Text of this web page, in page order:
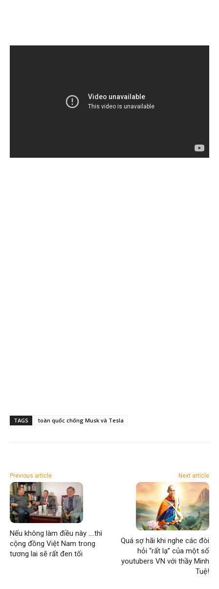
TAGS toàn quốc chống Musk và Tesla
Previous article
Nếu không làm điều này ….thì
cộng đồng Việt Nam trong
tương lai sẽ rất đen tối
Next article
Quá sợ hãi khi nghe các đòi
hỏi “rất lạ” của một số
youtubers VN với thầy Minh
Tuệ!